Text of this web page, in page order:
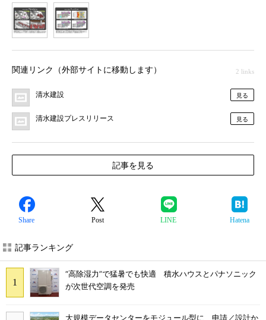
関連リンク（外部サイトに移動します） 2 links
清水建設 見る
清水建設プレスリリース 見る
記事を見る
Share Post LINE Hatena
記事ランキング
“高除湿力”で猛暑でも快適 積水ハウスとパナソニック
が次世代空調を発売
大規模データセンターをモジュール型に 申請／設計か